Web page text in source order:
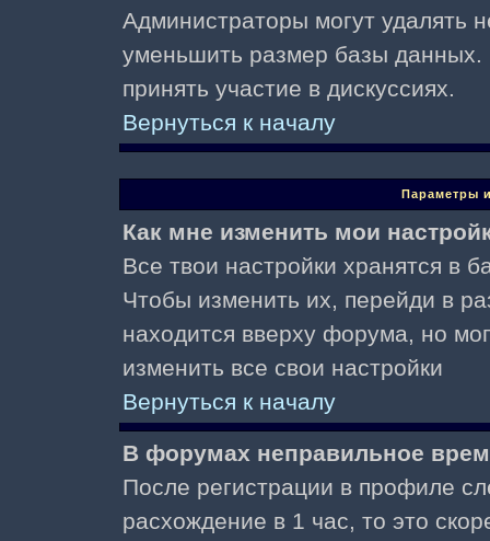
Администраторы могут удалять
уменьшить размер базы данных.
принять участие в дискуссиях.
Вернуться к началу
Параметры
Как мне изменить мои
Все твои настройки хранятся в
Чтобы изменить их, перейди в
находится вверху форума, но
изменить все свои настройки
Вернуться к началу
В форумах неправильное
После регистрации в профиле
расхождение в 1 час, то это